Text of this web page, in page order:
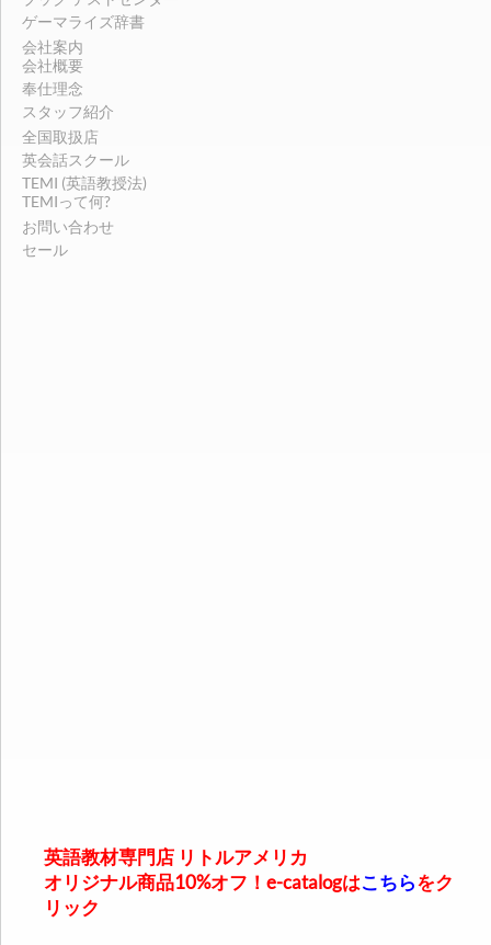
ゲーマライズ辞書
会社案内
会社概要
奉仕理念
スタッフ紹介
全国取扱店
英会話スクール
TEMI (英語教授法)
TEMIって何?
お問い合わせ
セール
英語教材専門店 リトルアメリカ
オリジナル商品10%オフ！e-catalogはこちらをク
リック